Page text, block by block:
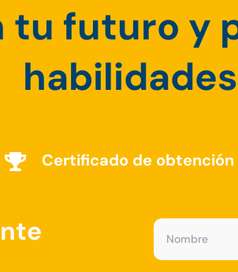
tu futuro y
habilidades
 Certificado de obtención